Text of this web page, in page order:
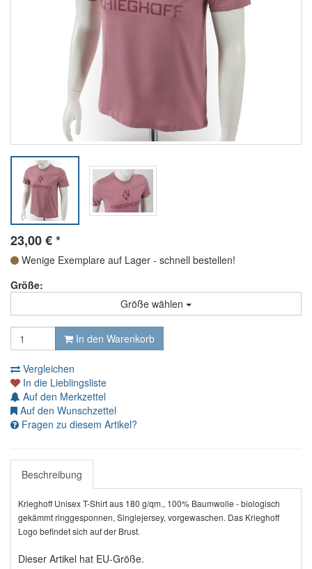
23,00€*
Wenige Exemplare auf Lager - schnell bestellen!
Größe:
Größe wählen
In den Warenkorb
Vergleichen
In die Lieblingsliste
Auf den Merkzettel
Auf den Wunschzettel
Fragen zu diesem Artikel?
Beschreibung
Krieghoff Unisex T-Shirt aus 180 g/qm., 100% Baumwolle - biologisch
gekämmt ringgesponnen, Singlejersey, vorgewaschen. Das Krieghoff
Logo befindet sich auf der Brust.
Dieser Artikel hat EU-Größe.